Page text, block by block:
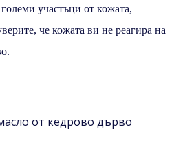
участъци от кожата,
че кожата ви не реагира на
от кедрово дърво